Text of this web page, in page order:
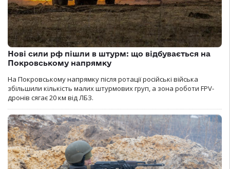
Нові сили рф пішли в штурм: що відбувається на
Покровському напрямку
На Покровському напрямку після ротації російські війська
збільшили кількість малих штурмових груп, а зона роботи FPV-
дронів сягає 20 км від ЛБЗ.